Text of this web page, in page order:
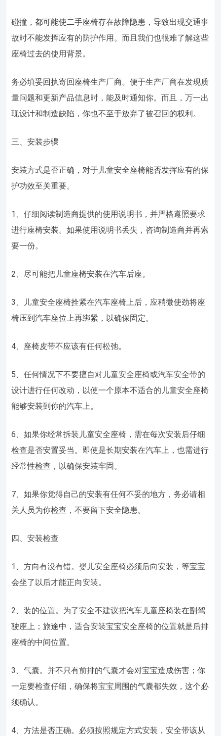
碰撞，都可能使二手座椅存在故障隐患，导致出现交通事
故时不能发挥应有的防护作用。而且我们也很难了解这些
座椅过去的使用背景。
务必填妥回执寄回座椅生产厂商。便于生产厂商在发现质
量问题和更新产品信息时，能及时通知你。而且，万一出
现设计和制造缺陷，你也不至于放弃了被召回的权利。
三、安装步骤
安装方式是否正确，对于儿童安全座椅能否发挥应有的保
护功效至关重要。
1、仔细阅读制造商提供的使用说明书，并严格遵照要求
进行座椅安装。如果使用说明书丢失，咨询制造商并再索
要一份。
2、尽可能把儿童座椅安装在汽车后座。
3、儿童安全座椅拴紧在汽车座椅上后，应稍微使劲将座
椅压到汽车座位上再绑紧，以确保固定。
4、座椅皮带不应该有任何松弛。
5、任何情况下不要擅自对儿童安全座椅或汽车安全带的
设计进行任何改动，以使一个原本不适合的儿童安全座椅
能够安装到你的汽车上。
6、如果你经常拆装儿童安全座椅，需在每次安装后仔细
检查是否安置妥当。即使是长期安装在汽车上，也需进行
经常性检查，以确保安装牢固。
7、如果你觉得自己的安装有任何不妥的地方，务必请相
关人员为你检查，不要留下安全隐患。
四、安装检查
1、方向有没有错。婴儿安全座椅必须后向安装，等宝宝
会坐了以后才能正向安装。
2、装的位置。为了安全不建议把汽车儿童座椅装在副驾
驶座上；旅途中，适合安装宝宝安全座椅的位置就是后排
座椅的中间位置。
3、气囊。并不只有前排的气囊才会对宝宝造成伤害；你
一定要检查仔细，确保将宝宝周围的气囊都失效，这个必
须确认。
4、方法是否正确。必须按照规定方式安装，安全带该从